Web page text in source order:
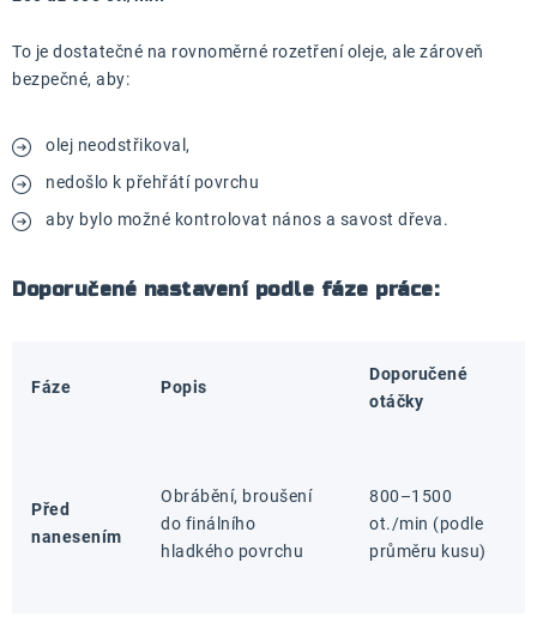
To je dostatečné na rovnoměrné rozetření oleje, ale zároveň
bezpečné, aby:
olej neodstřikoval,
nedošlo k přehřátí povrchu
aby bylo možné kontrolovat nános a savost dřeva.
Doporučené nastavení podle fáze práce:
Fáze Popis
Doporučené
otáčky
Před
nanesením
Obrábění, broušení
do finálního
hladkého povrchu
800–1500
ot./min (podle
průměru kusu)